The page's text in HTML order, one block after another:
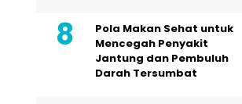
Pola Makan Sehat untuk
Mencegah Penyakit
Jantung dan Pembuluh
Darah Tersumbat